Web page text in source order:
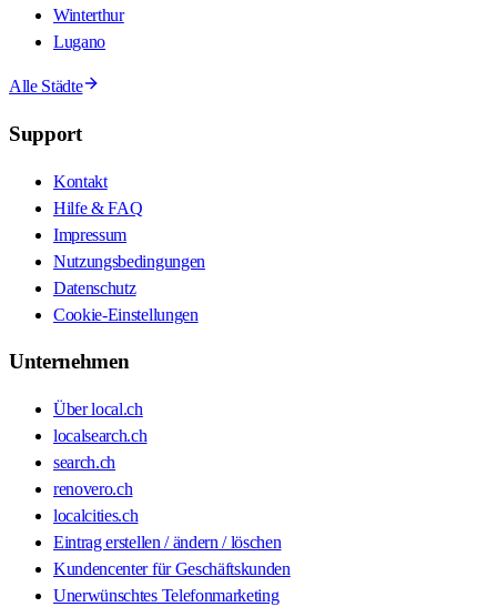
Winterthur
Lugano
Alle Städte
Support
Kontakt
Hilfe & FAQ
Impressum
Nutzungsbedingungen
Datenschutz
Cookie-Einstellungen
Unternehmen
Über local.ch
localsearch.ch
search.ch
renovero.ch
localcities.ch
Eintrag erstellen / ändern / löschen
Kundencenter für Geschäftskunden
Unerwünschtes Telefonmarketing